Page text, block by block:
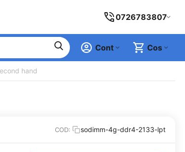
0726783807
Cos
Cont
hand
COD: sodimm-4g-ddr4-2133-lpt